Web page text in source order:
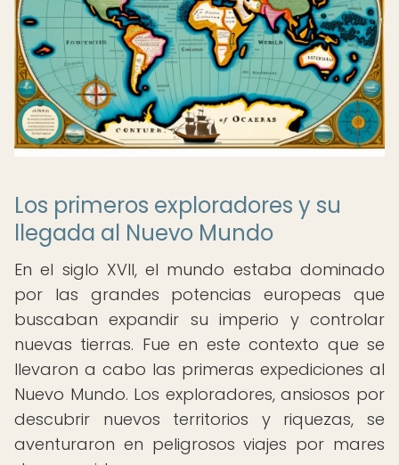
Los primeros exploradores y su
llegada al Nuevo Mundo
En el siglo XVII, el mundo estaba dominado
por las grandes potencias europeas que
buscaban expandir su imperio y controlar
nuevas tierras. Fue en este contexto que se
llevaron a cabo las primeras expediciones al
Nuevo Mundo. Los exploradores, ansiosos por
descubrir nuevos territorios y riquezas, se
aventuraron en peligrosos viajes por mares